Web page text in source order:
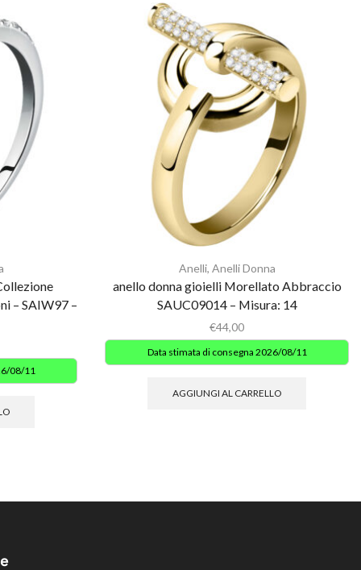
– SAIW97 –
08/11
Anelli, Anelli Donna
anello donna gioielli Morellato Abbraccio
SAUC09014 – Misura: 14
€44,00
Data stimata di consegna 2026/08/11
AGGIUNGI AL CARRELLO